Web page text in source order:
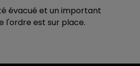
évacué et un important
l'ordre est sur place.